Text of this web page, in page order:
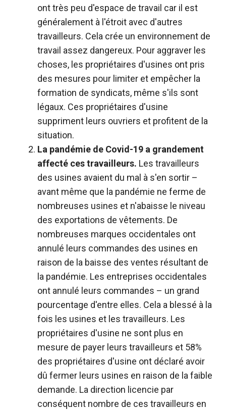
ont très peu d'espace de travail car il est
généralement à l'étroit avec d'autres
travailleurs. Cela crée un environnement de
travail assez dangereux. Pour aggraver les
choses, les propriétaires d'usines ont pris
des mesures pour limiter et empêcher la
formation de syndicats, même s'ils sont
légaux. Ces propriétaires d'usine
suppriment leurs ouvriers et profitent de la
situation.
La pandémie de Covid-19 a grandement
affecté ces travailleurs. Les travailleurs
des usines avaient du mal à s'en sortir –
avant même que la pandémie ne ferme de
nombreuses usines et n'abaisse le niveau
des exportations de vêtements. De
nombreuses marques occidentales ont
annulé leurs commandes des usines en
raison de la baisse des ventes résultant de
la pandémie. Les entreprises occidentales
ont annulé leurs commandes – un grand
pourcentage d'entre elles. Cela a blessé à la
fois les usines et les travailleurs. Les
propriétaires d'usine ne sont plus en
mesure de payer leurs travailleurs et 58%
des propriétaires d'usine ont déclaré avoir
dû fermer leurs usines en raison de la faible
demande. La direction licencie par
conséquent nombre de ces travailleurs en